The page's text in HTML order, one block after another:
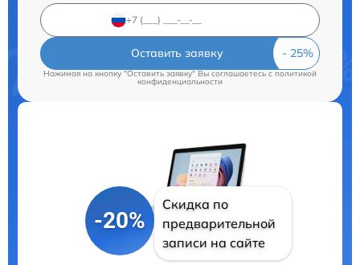
Оставить заявку
Нажимая на кнопку "Оставить заявку" Вы соглашаетесь cполитикой
конфиденциальности
-20%
Скидка по
предварительной
записи на сайте